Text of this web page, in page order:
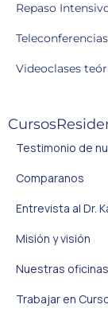
Repaso
Teleconferencias
Videoclases
Testimonio de
Comparanos
Entrevista al Dr.
Misión y visión
Nuestras oficinas
Trabajar en